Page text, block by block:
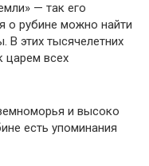
— так его
о рубине можно найти
В этих тысячелетних
царем всех
и высоко
есть упоминания